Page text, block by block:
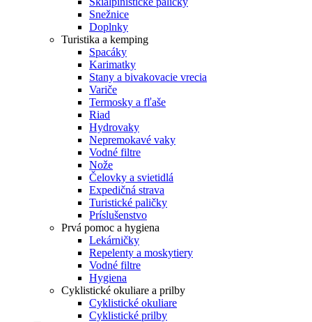
Snežnice
Doplnky
Turistika a kemping
Spacáky
Karimatky
Stany a bivakovacie vrecia
Variče
Termosky a fľaše
Riad
Hydrovaky
Nepremokavé vaky
Vodné filtre
Nože
Čelovky a svietidlá
Expedičná strava
Turistické paličky
Príslušenstvo
Prvá pomoc a hygiena
Lekárničky
Repelenty a moskytiery
Vodné filtre
Hygiena
Cyklistické okuliare a prilby
Cyklistické okuliare
Cyklistické prilby